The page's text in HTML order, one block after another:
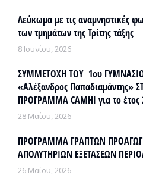
Λεύκωμα με τις αναμνηστικές
των τμημάτων της Τρίτης τάξης
8 Ιουνίου, 2026
ΣΥΜΜΕΤΟΧΗ ΤΟΥ 1ου
«Αλέξανδρος Παπαδιαμάντης»
ΠΡΟΓΡΑΜΜΑ CAMHI για το έτος
28 Μαΐου, 2026
ΠΡΟΓΡΑΜΜΑ ΓΡΑΠΤΩΝ
ΑΠΟΛΥΤΗΡΙΩΝ ΕΞΕΤΑΣΕΩΝ
26 Μαΐου, 2026